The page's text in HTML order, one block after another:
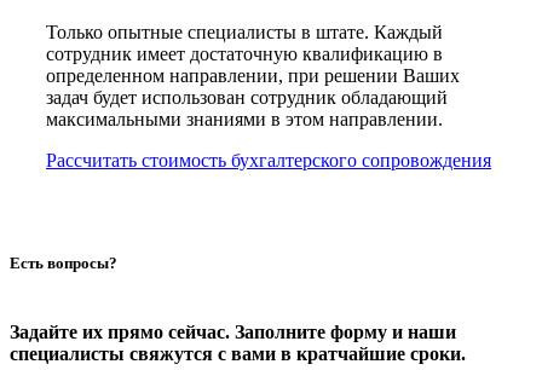
Только опытные специалисты в штате. Каждый
сотрудник имеет достаточную квалификацию в
определенном направлении, при решении Ваших
задач будет использован сотрудник обладающий
максимальными знаниями в этом направлении.
Рассчитать стоимость бухгалтерского сопровождения
Есть вопросы?
Задайте их прямо сейчас. Заполните форму и наши
специалисты свяжутся с вами в кратчайшие сроки.